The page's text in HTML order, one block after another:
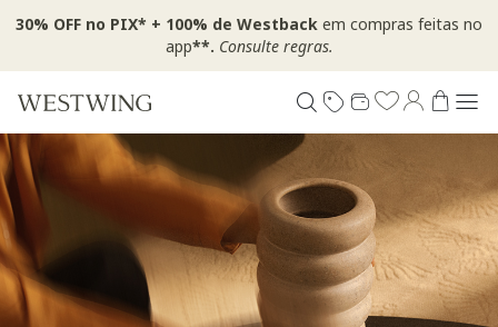
30% OFF no PIX* + 100% de Westback em compras feitas no
app**. Consulte regras.